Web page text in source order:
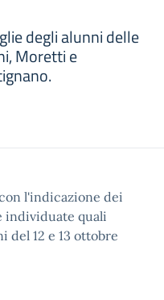
degli alunni delle
Moretti e
l'indicazione dei
individuate quali
del 12 e 13 ottobre